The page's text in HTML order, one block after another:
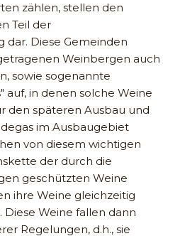
zählen, stellen den
Teil der
Diese Gemeinden
Weinbergen auch
sowie sogenannte
auf, in denen solche Weine
den späteren Ausbau und
im Ausbaugebiet
von diesem wichtigen
der durch die
geschützten Weine
ihre Weine gleichzeitig
Weine fallen dann
Regelungen, d.h., sie